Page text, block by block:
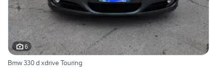
6
Bmw 330 d xdrive Touring